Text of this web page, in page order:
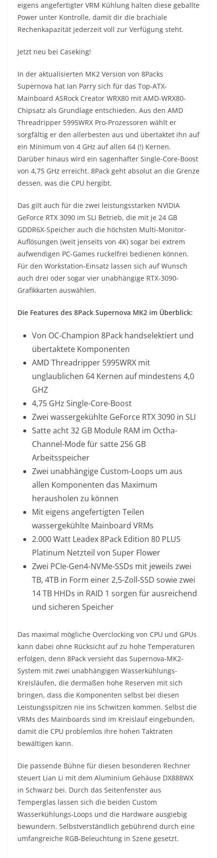
eigens angefertigter VRM Kühlung halten diese geballte
Power unter Kontrolle, damit dir die brachiale
Rechenkapazität jederzeit voll zur Verfügung steht.
Jetzt neu bei Caseking!
In der aktualisierten MK2 Version von 8Packs
Supernova hat Ian Parry sich für das Top-ATX-
Mainboard ASRock Creator WRX80 mit AMD-WRX80-
Chipsatz als Grundlage entschieden. Aus den AMD
Threadripper 5995WRX Pro-Prozessoren wählt er
sorgfältig er den allerbesten aus und übertaktet ihn auf
ein Minimum von 4 GHz auf allen 64 (!) Kernen.
Darüber hinaus wird ein sagenhafter Single-Core-Boost
von 4,75 GHz erreicht. 8Pack geht absolut an die Grenze
dessen, was die CPU hergibt.
Das gilt auch für die zwei leistungsstarken NVIDIA
GeForce RTX 3090 im SLI Betrieb, die mit je 24 GB
GDDR6X-Speicher auch die höchsten Multi-Monitor-
Auflösungen (weit jenseits von 4K) sogar bei extrem
aufwendigen PC-Games ruckelfrei bedienen können.
Für den Workstation-Einsatz lassen sich auf Wunsch
auch drei oder sogar vier unabhängige RTX-3090-
Grafikkarten auswählen.
Die Features des 8Pack Supernova MK2 im Überblick:
Von OC-Champion 8Pack handselektiert und
übertaktete Komponenten
AMD Threadripper 5995WRX mit
unglaublichen 64 Kernen auf mindestens 4,0
GHZ
4,75 GHz Single-Core-Boost
Zwei wassergekühlte GeForce RTX 3090 in SLI
Satte acht 32 GB Module RAM im Octha-
Channel-Mode für satte 256 GB
Arbeitsspeicher
Zwei unabhängige Custom-Loops um aus
allen Komponenten das Maximum
herausholen zu können
Mit eigens angefertigten Teilen
wassergekühlte Mainboard VRMs
2.000 Watt Leadex 8Pack Edition 80 PLUS
Platinum Netzteil von Super Flower
Zwei PCIe-Gen4-NVMe-SSDs mit jeweils zwei
TB, 4TB in Form einer 2,5-Zoll-SSD sowie zwei
14 TB HHDs in RAID 1 sorgen für ausreichend
und sicheren Speicher
Das maximal mögliche Overclocking von CPU und GPUs
kann dabei ohne Rücksicht auf zu hohe Temperaturen
erfolgen, denn 8Pack versieht das Supernova-MK2-
System mit zwei unabhängigen Wasserkühlungs-
Kreisläufen, die dermaßen hohe Reserven mit sich
bringen, dass die Komponenten selbst bei diesen
Leistungsspitzen nie ins Schwitzen kommen. Selbst die
VRMs des Mainboards sind im Kreislauf eingebunden,
damit die CPU problemlos ihre hohen Taktraten
bewältigen kann.
Die passende Bühne für diesen besonderen Rechner
steuert Lian Li mit dem Aluminium Gehäuse DX888WX
in Schwarz bei. Durch das Seitenfenster aus
Temperglas lassen sich die beiden Custom
Wasserkühlungs-Loops und die Hardware ausgiebig
bewundern. Selbstverständlich gebührend durch eine
umfangreiche RGB-Beleuchtung in Szene gesetzt.